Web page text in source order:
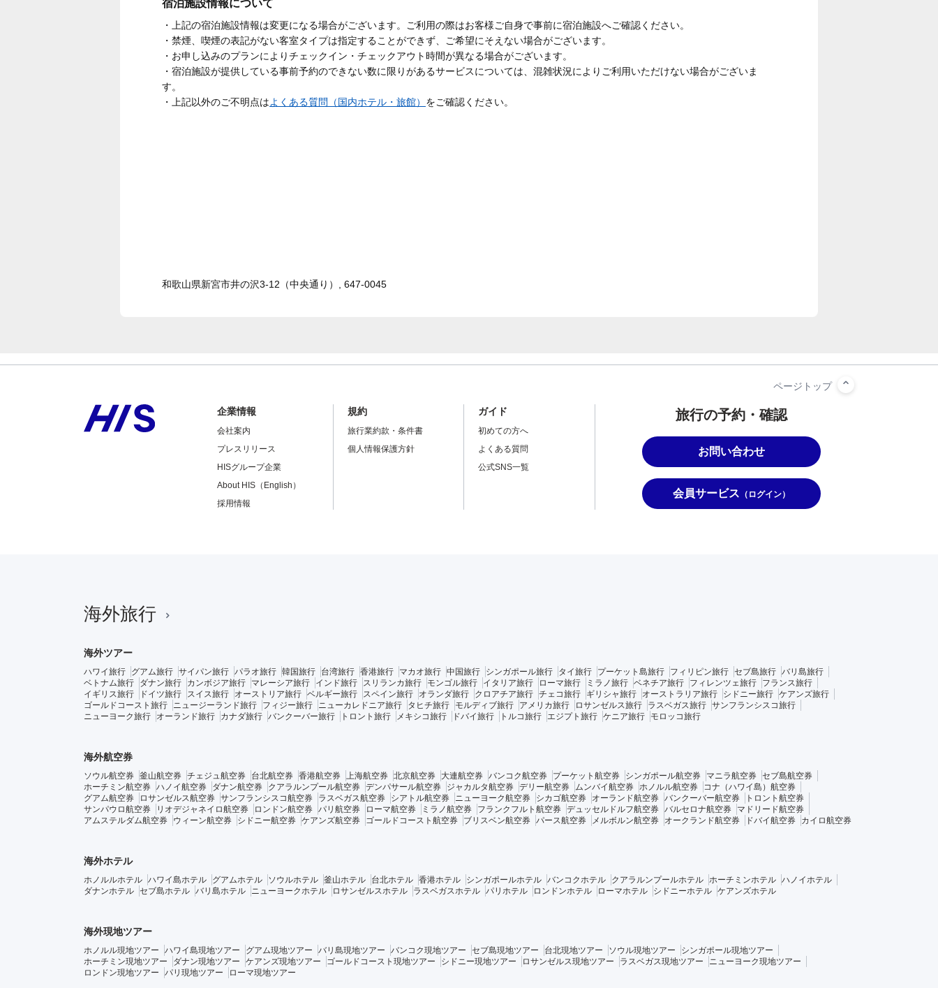
宿泊施設情報について
・上記の宿泊施設情報は変更になる場合がございます。ご利用の際はお客様ご自身で事前に宿泊施設へご確認ください。
・禁煙、喫煙の表記がない客室タイプは指定することができず、ご希望にそえない場合がございます。
・お申し込みのプランによりチェックイン・チェックアウト時間が異なる場合がございます。
・宿泊施設が提供している事前予約のできない数に限りがあるサービスについては、混雑状況によりご利用いただけない場合がございま
す。
・上記以外のご不明点はよくある質問（国内ホテル・旅館） をご確認ください。
和歌山県新宮市井の沢3-12（中央通り）, 647-0045
旅行の予約・確認
お問い合わせ
会員サービス （ログイン）
企業情報
会社案内
プレスリリース
HISグループ企業
About HIS（English）
採用情報
規約
旅行業約款・条件書
個人情報保護方針
ガイド
初めての方へ
よくある質問
公式SNS一覧
海外旅行
海外ツアー
ハワイ旅行 グアム旅行 サイパン旅行 パラオ旅行 韓国旅行 台湾旅行 香港旅行 マカオ旅行 中国旅行 シンガポール旅行 タイ旅行 プーケット島旅行 フィリピン旅行 セブ島旅行 バリ島旅行
ベトナム旅行
ダナン旅行 カンボジア旅行 マレーシア旅行 インド旅行 スリランカ旅行 モンゴル旅行 イタリア旅行 ローマ旅行 ミラノ旅行 ベネチア旅行 フィレンツェ旅行
フランス旅行
イギリス旅行
ドイツ旅行 スイス旅行 オーストリア旅行 ベルギー旅行 スペイン旅行 オランダ旅行 クロアチア旅行 チェコ旅行 ギリシャ旅行 オーストラリア旅行 シドニー旅行 ケアンズ旅行
ゴールドコースト旅行
ニュージーランド旅行 フィジー旅行 ニューカレドニア旅行 タヒチ旅行 モルディブ旅行 アメリカ旅行 ロサンゼルス旅行 ラスベガス旅行 サンフランシスコ旅行
ニューヨーク旅行
オーランド旅行 カナダ旅行 バンクーバー旅行 トロント旅行 メキシコ旅行 ドバイ旅行 トルコ旅行 エジプト旅行 ケニア旅行 モロッコ旅行
海外航空券
ソウル航空券 釜山航空券 チェジュ航空券 台北航空券 香港航空券 上海航空券 北京航空券 大連航空券 バンコク航空券 プーケット航空券 シンガポール航空券 マニラ航空券 セブ島航空券
ホーチミン航空券 ハノイ航空券 ダナン航空券 クアラルンプール航空券 デンパサール航空券 ジャカルタ航空券 デリー航空券 ムンバイ航空券 ホノルル航空券
コナ（ハワイ島）航空券
グアム航空券
ロサンゼルス航空券 サンフランシスコ航空券 ラスベガス航空券 シアトル航空券 ニューヨーク航空券 シカゴ航空券 オーランド航空券 バンクーバー航空券
トロント航空券
サンパウロ航空券
リオデジャネイロ航空券 ロンドン航空券 パリ航空券 ローマ航空券 ミラノ航空券 フランクフルト航空券 デュッセルドルフ航空券 バルセロナ航空券
マドリード航空券
アムステルダム航空券
ウィーン航空券 シドニー航空券 ケアンズ航空券 ゴールドコースト航空券 ブリスベン航空券 パース航空券 メルボルン航空券 オークランド航空券 ドバイ航空券 カイロ航空券
海外ホテル
ホノルルホテル ハワイ島ホテル グアムホテル ソウルホテル 釜山ホテル 台北ホテル 香港ホテル シンガポールホテル バンコクホテル クアラルンプールホテル ホーチミンホテル ハノイホテル
ダナンホテル セブ島ホテル バリ島ホテル ニューヨークホテル ロサンゼルスホテル ラスベガスホテル パリホテル ロンドンホテル ローマホテル シドニーホテル ケアンズホテル
海外現地ツアー
ホノルル現地ツアー ハワイ島現地ツアー グアム現地ツアー バリ島現地ツアー バンコク現地ツアー セブ島現地ツアー 台北現地ツアー ソウル現地ツアー
シンガポール現地ツアー
ホーチミン現地ツアー
ダナン現地ツアー ケアンズ現地ツアー ゴールドコースト現地ツアー シドニー現地ツアー ロサンゼルス現地ツアー ラスベガス現地ツアー
ニューヨーク現地ツアー
ロンドン現地ツアー
パリ現地ツアー ローマ現地ツアー